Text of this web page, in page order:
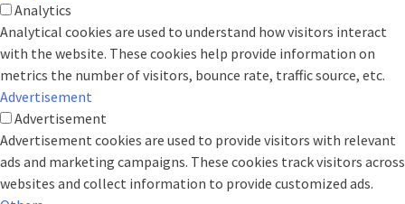
Analytics
Analytical cookies are used to understand how visitors interact
with the website. These cookies help provide information on
metrics the number of visitors, bounce rate, traffic source, etc.
Advertisement
Advertisement
Advertisement cookies are used to provide visitors with relevant
ads and marketing campaigns. These cookies track visitors across
websites and collect information to provide customized ads.